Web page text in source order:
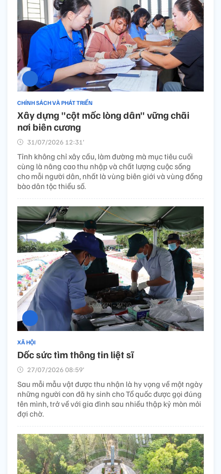
CHÍNH SÁCH VÀ PHÁT TRIỂN
Xây dựng "cột mốc lòng dân" vững chãi
nơi biên cương
31/07/2026 12:31’
Tỉnh không chỉ xây cầu, làm đường mà mục tiêu cuối
cùng là nâng cao thu nhập và chất lượng cuộc sống
cho mỗi người dân, nhất là vùng biên giới và vùng đồng
bào dân tộc thiểu số.
XÃ HỘI
Dốc sức tìm thông tin liệt sĩ
27/07/2026 08:59’
Sau mỗi mẫu vật được thu nhận là hy vọng về một ngày
những người con đã hy sinh cho Tổ quốc được gọi đúng
tên mình, trở về với gia đình sau nhiều thập kỷ mòn mỏi
đợi chờ.